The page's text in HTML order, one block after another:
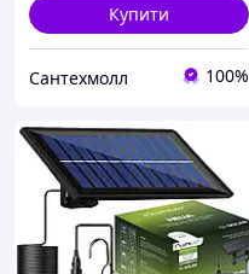
Купити
Сантехмолл 100%